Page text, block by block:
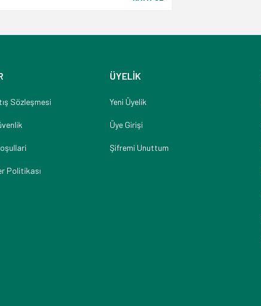
Sözleşmesi
Politikası
ÜYELİK
Yeni Üyelik
Üye Girişi
Şifremi Unuttum